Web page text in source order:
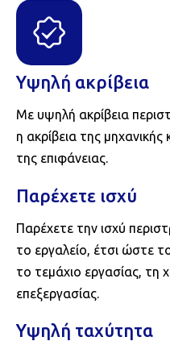
Υψηλή ακρίβεια
Με υψηλή ακρίβεια
η ακρίβεια της
της επιφάνειας.
Παρέχετε ισχύ
Παρέχετε την ισχύ
το εργαλείο, έτσι ώστε
το τεμάχιο εργασίας, τη
επεξεργασίας.
Υψηλή ταχύτητα